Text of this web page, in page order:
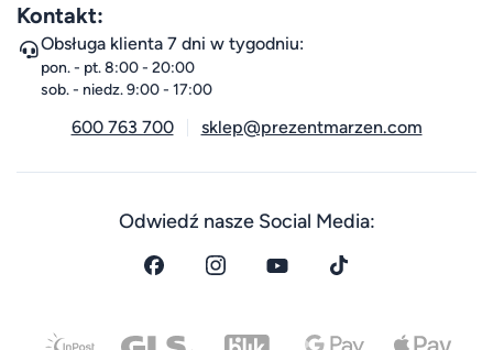
Kontakt:
Obsługa klienta 7 dni w tygodniu:
pon. - pt. 8:00 - 20:00
sob. - niedz. 9:00 - 17:00
600 763 700 sklep@prezentmarzen.com
Odwiedź nasze Social Media: